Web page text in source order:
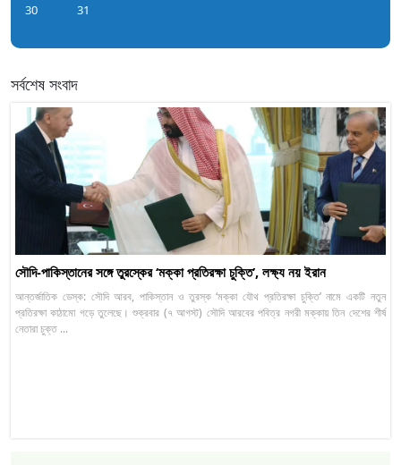
30 31
সর্বশেষ সংবাদ
সৌদি-পাকিস্তানের সঙ্গে তুরস্কের ‘মক্কা প্রতিরক্ষা চুক্তি’, লক্ষ্য নয় ইরান
আন্তর্জাতিক ডেস্ক: সৌদি আরব, পাকিস্তান ও তুরস্ক ‘মক্কা যৌথ প্রতিরক্ষা চুক্তি’ নামে একটি নতুন
প্রতিরক্ষা কাঠামো গড়ে তুলেছে। শুক্রবার (৭ আগস্ট) সৌদি আরবের পবিত্র নগরী মক্কায় তিন দেশের শীর্ষ
নেতারা চুক্ত ...